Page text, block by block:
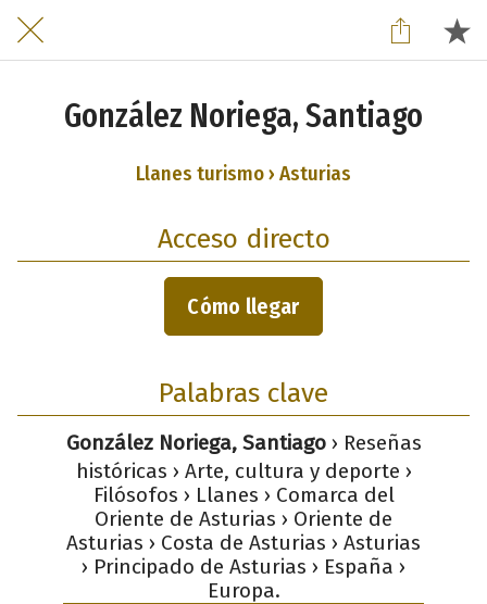
González Noriega, Santiago
Llanes turismo › Asturias
Acceso directo
Cómo llegar
Palabras clave
González Noriega, Santiago› Reseñas
históricas › Arte, cultura y deporte ›
Filósofos › Llanes › Comarca del
Oriente de Asturias › Oriente de
Asturias › Costa de Asturias › Asturias
› Principado de Asturias › España ›
Europa.